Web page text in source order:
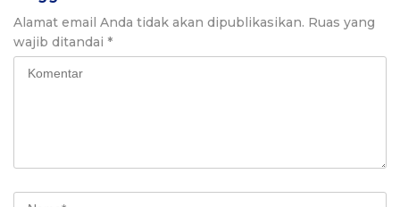
Alamat email Anda tidak akan dipublikasikan. Ruas yang
wajib ditandai *